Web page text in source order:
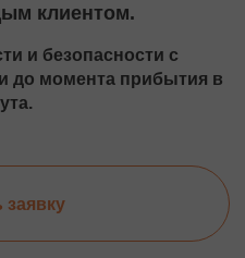
клиентом.
и безопасности с
до момента прибытия в
заявку